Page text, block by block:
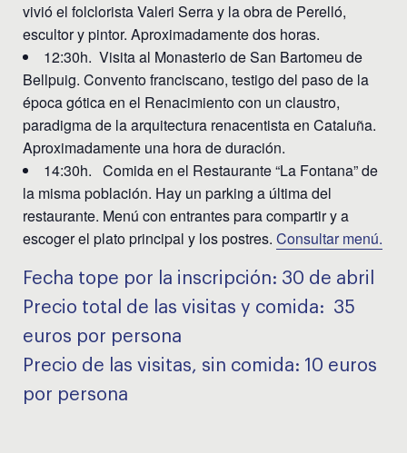
vivió el folclorista Valeri Serra y la obra de Perelló,
escultor y pintor. Aproximadamente dos horas.
12:30h. Visita al Monasterio de San Bartomeu de
Bellpuig. Convento franciscano, testigo del paso de la
época gótica en el Renacimiento con un claustro,
paradigma de la arquitectura renacentista en Cataluña.
Aproximadamente una hora de duración.
14:30h. Comida en el Restaurante “La Fontana” de
la misma población. Hay un parking a última del
restaurante. Menú con entrantes para compartir y a
escoger el plato principal y los postres. Consultar menú.
Fecha tope por la inscripción: 30 de abril
Precio total de las visitas y comida: 35
euros por persona
Precio de las visitas, sin comida: 10 euros
por persona